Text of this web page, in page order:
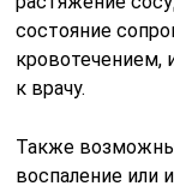
состояние
кровотечением,
к врачу.
Также
воспаление или